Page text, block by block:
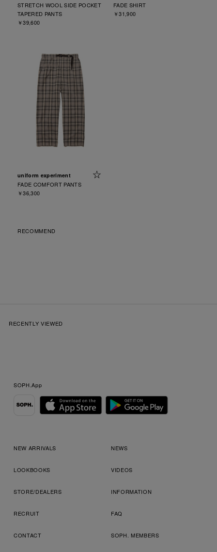
STRETCH WOOL SIDE POCKET
TAPERED PANTS
￥39,600
FADE SHIRT
￥31,900
uniform experiment
FADE COMFORT PANTS
￥36,300
RECOMMEND
RECENTLY VIEWED
SOPH.App
NEW ARRIVALS NEWS
LOOKBOOKS VIDEOS
STORE/DEALERS INFORMATION
RECRUIT FAQ
CONTACT SOPH. MEMBERS